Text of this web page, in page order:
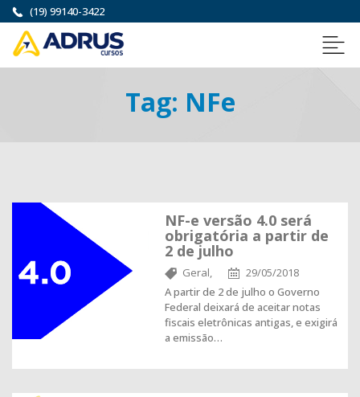
(19) 99140-3422
Tag: NFe
NF-e versão 4.0 será
obrigatória a partir de
2 de julho
Geral,
29/05/2018
A partir de 2 de julho o Governo
Federal deixará de aceitar notas
fiscais eletrônicas antigas, e exigirá
a emissão…